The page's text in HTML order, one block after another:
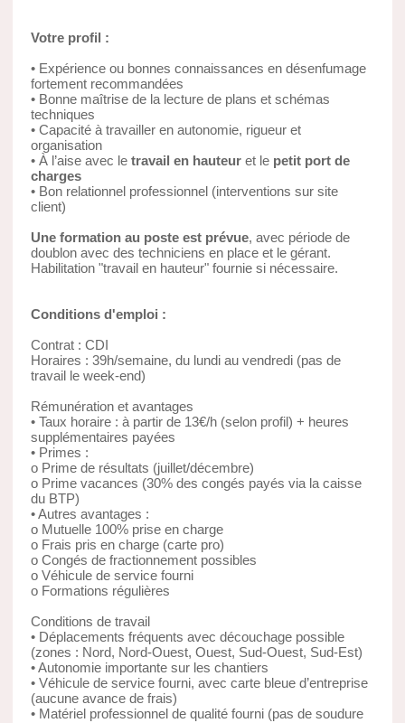
Votre profil :
• Expérience ou bonnes connaissances en désenfumage
fortement recommandées
• Bonne maîtrise de la lecture de plans et schémas
techniques
• Capacité à travailler en autonomie, rigueur et
organisation
• À l’aise avec le travail en hauteuret le petit port de
charges
• Bon relationnel professionnel (interventions sur site
client)
Une formation au poste est prévue, avec période de
doublon avec des techniciens en place et le gérant.
Habilitation "travail en hauteur" fournie si nécessaire.
Conditions d'emploi :
Contrat : CDI
Horaires : 39h/semaine, du lundi au vendredi (pas de
travail le week-end)
Rémunération et avantages
• Taux horaire : à partir de 13€/h (selon profil) + heures
supplémentaires payées
• Primes :
o Prime de résultats (juillet/décembre)
o Prime vacances (30% des congés payés via la caisse
du BTP)
• Autres avantages :
o Mutuelle 100% prise en charge
o Frais pris en charge (carte pro)
o Congés de fractionnement possibles
o Véhicule de service fourni
o Formations régulières
Conditions de travail
• Déplacements fréquents avec découchage possible
(zones : Nord, Nord-Ouest, Ouest, Sud-Ouest, Sud-Est)
• Autonomie importante sur les chantiers
• Véhicule de service fourni, avec carte bleue d’entreprise
(aucune avance de frais)
• Matériel professionnel de qualité fourni (pas de soudure